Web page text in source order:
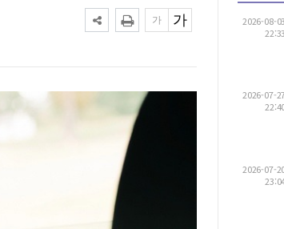
2026-08-03
22:33
2026-07-
2026-07-